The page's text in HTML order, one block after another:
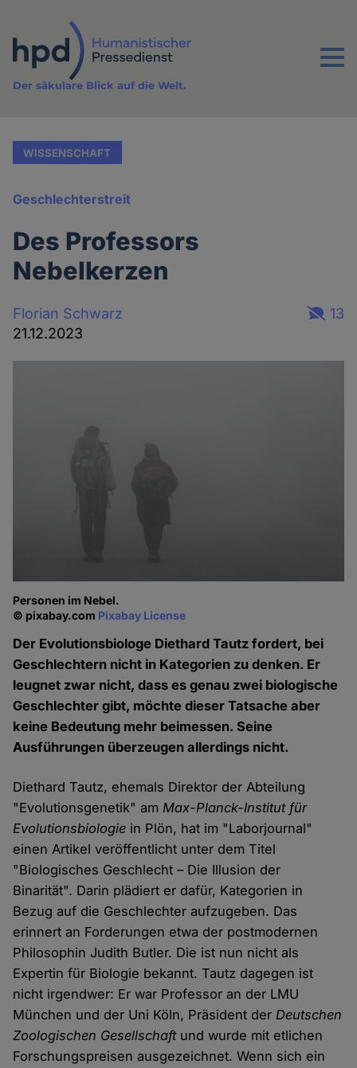
Inhalt
Menu
Der säkulare Blick auf die Welt.
WISSENSCHAFT
Geschlechterstreit
Des Professors
Nebelkerzen
Florian Schwarz
21.12.2023
13
Personen im Nebel.
© pixabay.com Pixabay License
Der Evolutionsbiologe Diethard Tautz fordert, bei
Geschlechtern nicht in Kategorien zu denken. Er
leugnet zwar nicht, dass es genau zwei biologische
Geschlechter gibt, möchte dieser Tatsache aber
keine Bedeutung mehr beimessen. Seine
Ausführungen überzeugen allerdings nicht.
Diethard Tautz, ehemals Direktor der Abteilung
"Evolutionsgenetik" amMax-Planck-Institut für
Evolutionsbiologie in Plön, hat im "Laborjournal"
einen Artikel veröffentlicht unter dem Titel
"Biologisches Geschlecht – Die Illusion der
Binarität". Darin plädiert er dafür, Kategorien in
Bezug auf die Geschlechter aufzugeben. Das
erinnert an Forderungen etwa der postmodernen
Philosophin Judith Butler. Die ist nun nicht als
Expertin für Biologie bekannt. Tautz dagegen ist
nicht irgendwer: Er war Professor an der LMU
München und der Uni Köln, Präsident derDeutschen
Zoologischen Gesellschaftund wurde mit etlichen
Forschungspreisen ausgezeichnet. Wenn sich ein